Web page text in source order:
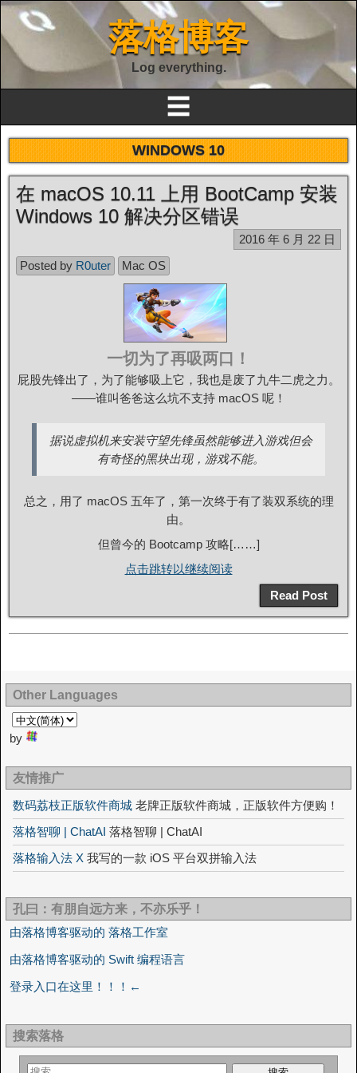
落格博客
Log everything.
☰
WINDOWS 10
在 macOS 10.11 上用 BootCamp 安装
Windows 10 解决分区错误
2016 年 6 月 22 日
Posted by R0uter Mac OS
一切为了再吸两口！
屁股先锋出了，为了能够吸上它，我也是废了九牛二虎之力。
——谁叫爸爸这么坑不支持 macOS 呢！
据说虚拟机来安装守望先锋虽然能够进入游戏但会
有奇怪的黑块出现，游戏不能。
总之，用了 macOS 五年了，第一次终于有了装双系统的理
由。
但曾今的 Bootcamp 攻略[……]
点击跳转以继续阅读
Read Post
Other Languages
by
友情推广
数码荔枝正版软件商城 老牌正版软件商城，正版软件方便购！
落格智聊 | ChatAI 落格智聊 | ChatAI
落格输入法 X 我写的一款 iOS 平台双拼输入法
孔曰：有朋自远方来，不亦乐乎！
由落格博客驱动的 落格工作室
由落格博客驱动的 Swift 编程语言
登录入口在这里！！！←
搜索落格